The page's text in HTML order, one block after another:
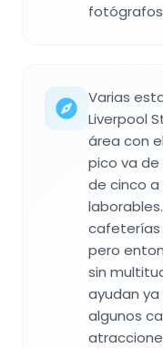
Varias
Liverpool
área con
pico va
de cinco
cafeterías
pero
sin
ayudan
algunos